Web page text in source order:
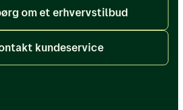
om et erhvervstilbud
kundeservice